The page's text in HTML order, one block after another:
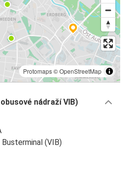
Protomaps©OpenStreetMap
nádraží VIB)
(VIB)